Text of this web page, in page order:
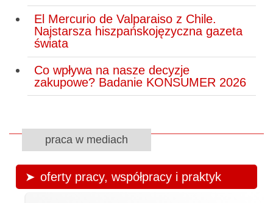
El Mercurio de Valparaiso z Chile.
Najstarsza hiszpańskojęzyczna gazeta
świata
Co wpływa na nasze decyzje
zakupowe? Badanie KONSUMER 2026
praca w mediach
oferty pracy, współpracy i praktyk